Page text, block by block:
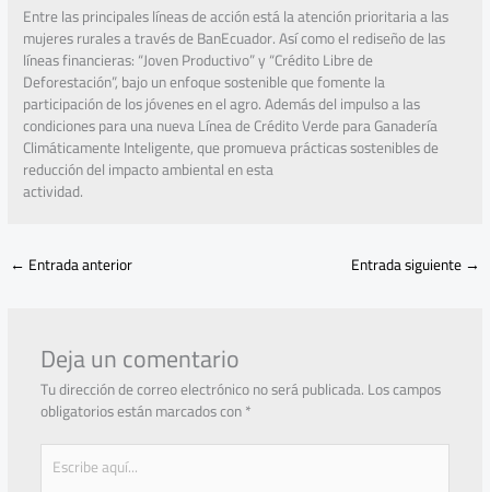
Entre las principales líneas de acción está la atención prioritaria a las
mujeres rurales a través de BanEcuador. Así como el rediseño de las
líneas financieras: “Joven Productivo” y “Crédito Libre de
Deforestación”, bajo un enfoque sostenible que fomente la
participación de los jóvenes en el agro. Además del impulso a las
condiciones para una nueva Línea de Crédito Verde para Ganadería
Climáticamente Inteligente, que promueva prácticas sostenibles de
reducción del impacto ambiental en esta
actividad.
← Entrada anterior Entrada siguiente→
Deja un comentario
Tu dirección de correo electrónico no será publicada.Los campos
obligatorios están marcados con*
Escribe
aquí...